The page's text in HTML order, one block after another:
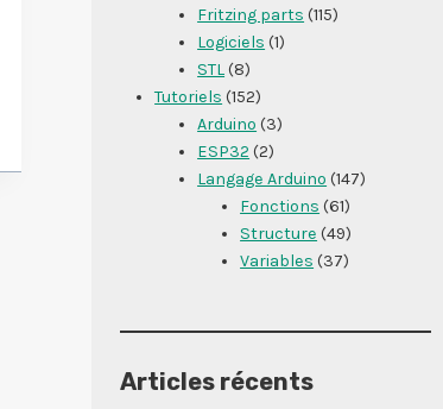
Fritzing parts (115)
Logiciels (1)
STL(8)
Tutoriels (152)
Arduino (3)
ESP32 (2)
Langage Arduino (147)
Fonctions (61)
Structure (49)
Variables (37)
Articles récents